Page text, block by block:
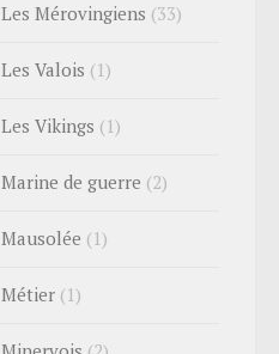
Les Mérovingiens (33)
Les Valois (1)
Les Vikings (1)
Marine de guerre (2)
Mausolée (1)
Métier (1)